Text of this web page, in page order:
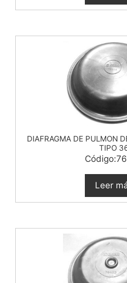
DIAFRAGMA DE PULMON
TIPO
Leer